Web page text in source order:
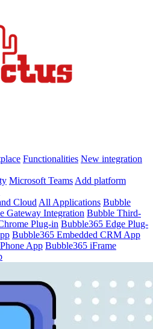
Functionalities New integration
Microsoft Teams Add platform
Cloud All Applications Bubble
Gateway Integration Bubble Third-
Plug-in Bubble365 Edge Plug-
Bubble365 Embedded CRM App
App Bubble365 iFrame